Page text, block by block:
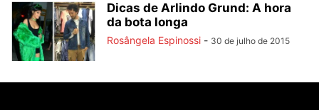
Dicas de Arlindo Grund: A hora
da bota longa
Rosângela Espinossi - 30 de julho de 2015